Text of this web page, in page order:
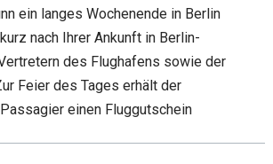
ein langes Wochenende in Berlin
nach Ihrer Ankunft in Berlin-
des Flughafens sowie der
Feier des Tages erhält der
einen Fluggutschein